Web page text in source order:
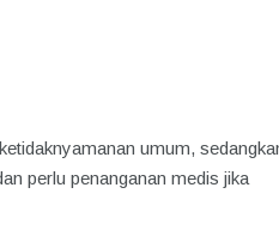
umum,
perlu penanganan medis jika